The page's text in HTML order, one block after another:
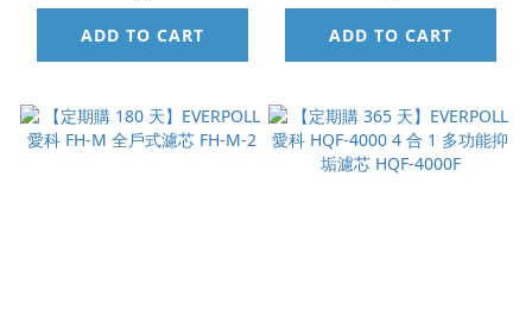
ADD TO CART ADD TO CART